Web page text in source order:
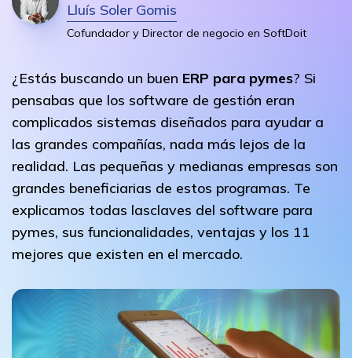
Lluís Soler Gomis
Cofundador y Director de negocio en SoftDoit
¿Estás buscando un buen ERP para pymes? Si
pensabas que los software de gestión eran
complicados sistemas diseñados para ayudar a
las grandes compañías, nada más lejos de la
realidad. Las pequeñas y medianas empresas son
grandes beneficiarias de estos programas. Te
explicamos todas lasclaves del software para
pymes, sus funcionalidades, ventajas y los 11
mejores que existen en el mercado.